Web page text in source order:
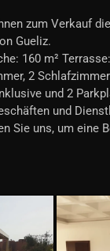
zum Verkauf
Gueliz.
160 m²
2
und 2
und
Sie uns, um eine